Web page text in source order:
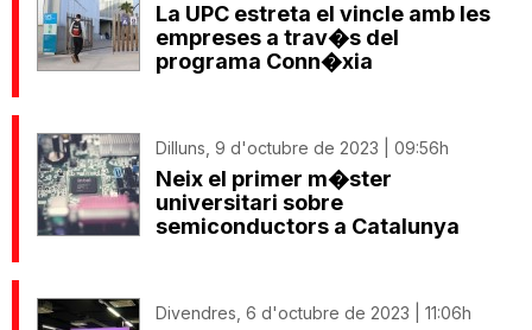
La UPC estreta el vincle amb les
empreses a trav�s del
programa Conn�xia
Dilluns, 9 d'octubre de 2023 | 09:56h
Neix el primer m�ster
universitari sobre
semiconductors a Catalunya
Divendres, 6 d'octubre de 2023 | 11:06h